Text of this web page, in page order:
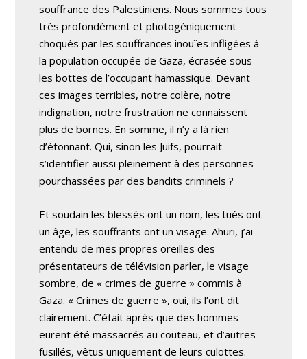
souffrance des Palestiniens. Nous sommes tous
très profondément et photogéniquement
choqués par les souffrances inouïes infligées à
la population occupée de Gaza, écrasée sous
les bottes de l’occupant hamassique. Devant
ces images terribles, notre colère, notre
indignation, notre frustration ne connaissent
plus de bornes. En somme, il n’y a là rien
d’étonnant. Qui, sinon les Juifs, pourrait
s’identifier aussi pleinement à des personnes
pourchassées par des bandits criminels ?
Et soudain les blessés ont un nom, les tués ont
un âge, les souffrants ont un visage. Ahuri, j’ai
entendu de mes propres oreilles des
présentateurs de télévision parler, le visage
sombre, de « crimes de guerre » commis à
Gaza. « Crimes de guerre », oui, ils l’ont dit
clairement. C’était après que des hommes
eurent été massacrés au couteau, et d’autres
fusillés, vêtus uniquement de leurs culottes.